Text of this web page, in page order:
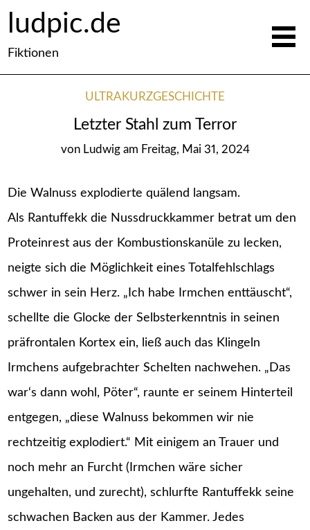
ludpic.de
Fiktionen
ULTRAKURZGESCHICHTE
Letzter Stahl zum Terror
von Ludwig am Freitag, Mai 31, 2024
Die Walnuss explodierte quälend langsam.
Als Rantuffekk die Nussdruckkammer betrat um den
Proteinrest aus der Kombustionskanüle zu lecken,
neigte sich die Möglichkeit eines Totalfehlschlags
schwer in sein Herz. „Ich habe Irmchen enttäuscht“,
schellte die Glocke der Selbsterkenntnis in seinen
präfrontalen Kortex ein, ließ auch das Klingeln
Irmchens aufgebrachter Schelten nachwehen. „Das
war‘s dann wohl, Pöter“, raunte er seinem Hinterteil
entgegen, „diese Walnuss bekommen wir nie
rechtzeitig explodiert.“ Mit einigem an Trauer und
noch mehr an Furcht (Irmchen wäre sicher
ungehalten, und zurecht), schlurfte Rantuffekk seine
schwachen Backen aus der Kammer. Jedes